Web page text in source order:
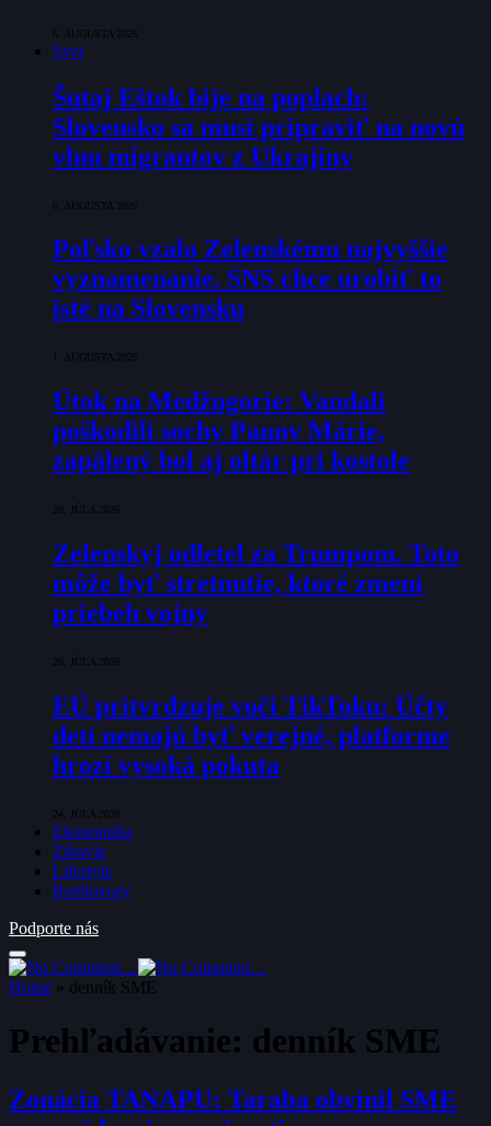
6. AUGUSTA 2026
Svet
Šutaj Eštok bije na poplach:
Slovensko sa musí pripraviť na novú
vlnu migrantov z Ukrajiny
6. AUGUSTA 2026
Poľsko vzalo Zelenskému najvyššie
vyznamenanie. SNS chce urobiť to
isté na Slovensku
1. AUGUSTA 2026
Útok na Medžugorie: Vandali
poškodili sochy Panny Márie,
zapálený bol aj oltár pri kostole
28. JÚLA 2026
Zelenskyj odletel za Trumpom. Toto
môže byť stretnutie, ktoré zmení
priebeh vojny
28. JÚLA 2026
EÚ pritvrdzuje voči TikToku: Účty
detí nemajú byť verejné, platforme
hrozí vysoká pokuta
24. JÚLA 2026
Ekonomika
Zdravie
Lifestyle
Rozhovory
Podporte nás
Home » denník SME
Prehľadávanie: denník SME
Zonácia TANAPU: Taraba obvinil SME